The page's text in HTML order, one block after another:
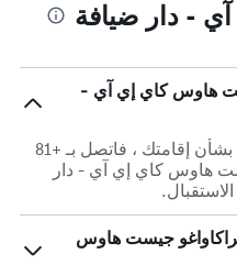
- دار ضيافة
هاوس كاي إي آي -
إذا كانت لديك أسئلة أو أمور تتعلق بشأن إقامتك ، فاتصل بـ +81
جيست هاوس كاي إي آي - دار
جيست هاوس